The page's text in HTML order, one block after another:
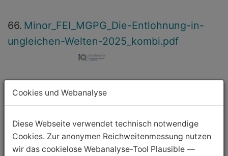
66. Minor_FEI_MGPG_Die-Entlohnung-in-
ungleichen-Welten-2025_kombi.pdf
Cookies und Webanalyse
Diese Webseite verwendet technisch notwendige
Cookies. Zur anonymen Reichweitenmessung nutzen
wir das cookielose Webanalyse-Tool Plausible —